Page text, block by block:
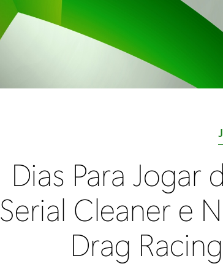
t
e
r
i
Dias Para Jogar
Serial Cleaner e
Drag